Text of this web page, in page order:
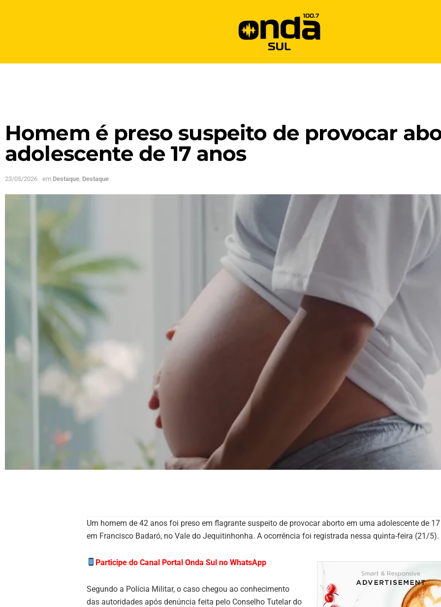
Homem é preso suspeito de provocar
adolescente de 17 anos
23/05/2026 em Destaque Destaque
Um homem de 42 anos foi preso em flagrante suspeito de provocar aborto em uma adolescente de
em Francisco Badaró, no Vale do Jequitinhonha. A ocorrência foi registrada nessa quinta-feira (21/5).
Participe do Canal Portal Onda Sul no WhatsApp
Segundo a Polícia Militar, o caso chegou ao conhecimento
das autoridades após denúncia feita pelo Conselho Tutelar do